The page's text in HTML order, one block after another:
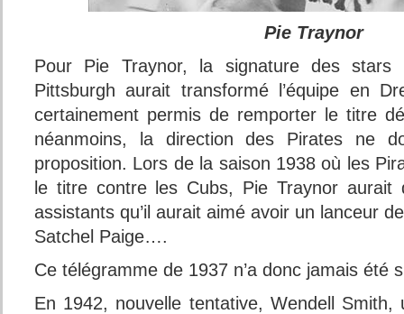
Pie Traynor
Pour Pie Traynor, la signature des stars
Pittsburgh aurait transformé l’équipe en
certainement permis de remporter le titre
néanmoins, la direction des Pirates ne
proposition. Lors de la saison 1938 où les
le titre contre les Cubs, Pie Traynor aurait
assistants qu’il aurait aimé avoir un lanceur
Satchel Paige….
Ce télégramme de 1937 n’a donc jamais été
En 1942, nouvelle tentative, Wendell Smith,